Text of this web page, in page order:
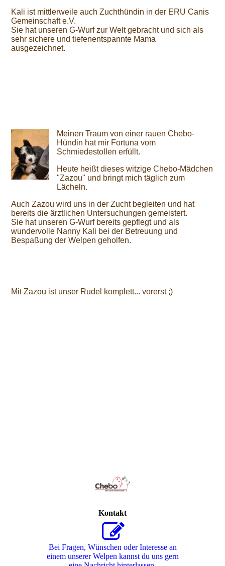
Kali ist mittlerweile auch Zuchthündin in der ERU Canis
Gemeinschaft e.V.
Sie hat unseren G-Wurf zur Welt gebracht und sich als
sehr sichere und tiefenentspannte Mama
ausgezeichnet.
Meinen Traum von einer rauen Chebo-
Hündin hat mir Fortuna vom
Schmiedestollen erfüllt.
Heute heißt dieses witzige Chebo-Mädchen
"Zazou" und bringt mich täglich zum
Lächeln.
Auch Zazou wird uns in der Zucht begleiten und hat
bereits die ärztlichen Untersuchungen gemeistert.
Sie hat unseren G-Wurf bereits gepflegt und als
wundervolle Nanny Kali bei der Betreuung und
Bespaßung der Welpen geholfen.
Mit Zazou ist unser Rudel komplett... vorerst ;)
Kontakt
Bei Fragen, Wünschen oder Interesse an
einem unserer Welpen kannst du uns gern